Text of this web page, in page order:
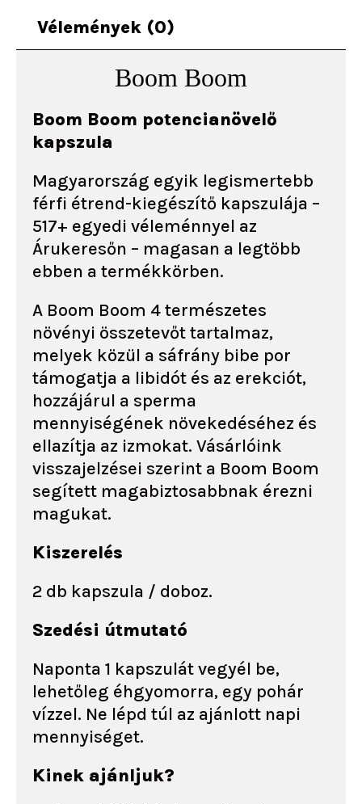
Vélemények (0)
Boom Boom
Boom Boom potencianövelő
kapszula
Magyarország egyik legismertebb
férfi étrend-kiegészítő kapszulája –
517+ egyedi véleménnyel az
Árukeresőn – magasan a legtöbb
ebben a termékkörben.
A Boom Boom 4 természetes
növényi összetevőt tartalmaz,
melyek közül a sáfrány bibe por
támogatja a libidót és az erekciót,
hozzájárul a sperma
mennyiségének növekedéséhez és
ellazítja az izmokat. Vásárlóink
visszajelzései szerint a Boom Boom
segített magabiztosabbnak érezni
magukat.
Kiszerelés
2 db kapszula / doboz.
Szedési útmutató
Naponta 1 kapszulát vegyél be,
lehetőleg éhgyomorra, egy pohár
vízzel. Ne lépd túl az ajánlott napi
mennyiséget.
Kinek ajánljuk?